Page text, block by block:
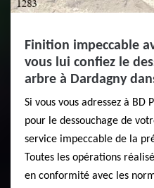
Finition impeccable
vous lui confiez le
arbre à Dardagny
Si vous vous adressez à
pour le dessouchage de
service impeccable de la
Toutes les opérations
en conformité avec les